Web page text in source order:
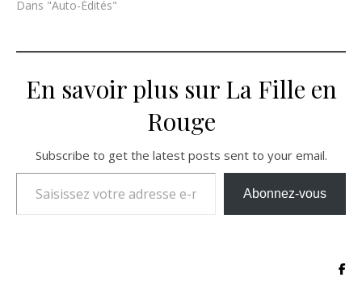
Dans "Auto-Édités"
En savoir plus sur La Fille en
Rouge
Subscribe to get the latest posts sent to your email.
Saisissez votre adresse e-mail…
Abonnez-vous